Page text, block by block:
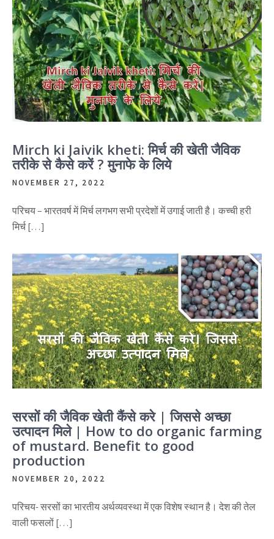
Mirch ki Jaivik kheti: मिर्च की खेती जैविक
तरीके से कैसे करें ? मुनाफे के लिये
NOVEMBER 27, 2022
परिचय – भारतवर्ष में मिर्च लगभग सभी प्रदेशों में उगाई जाती है। कच्ची हरी
मिर्च […]
सरसों की जैविक खेती कैंसे करे | जिससे अच्छा
उत्पादन मिले | How to do organic farming
of mustard. Benefit to good
production
NOVEMBER 20, 2022
परिचय- सरसों का भारतीय अर्थव्यवस्था में एक विशेष स्थान है। देश की तेल
वाली फसलों […]